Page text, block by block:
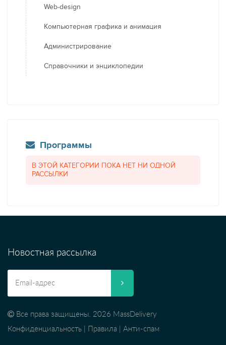
Web-design
Компьютерная графика и анимация
Администрирование
Справочники и энциклопедии
Программы
В ЭТОЙ КАТЕГОРИИ ПОКА НЕТ НИ ОДНОЙ
РАССЫЛКИ
Новостная рассылка
Все права защищены. 2026 MassDelivery
Конфиденциальность
Правила Анти-спам